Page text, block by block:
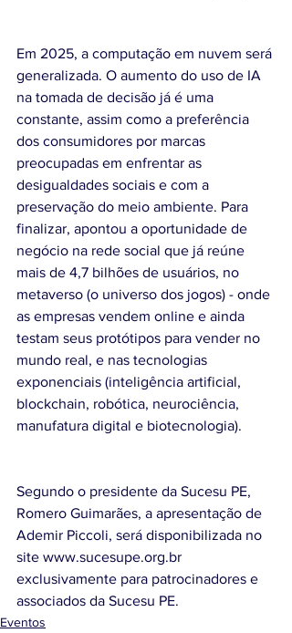
Em 2025, a computação em nuvem será
generalizada. O aumento do uso de IA
na tomada de decisão já é uma
constante, assim como a preferência
dos consumidores por marcas
preocupadas em enfrentar as
desigualdades sociais e com a
preservação do meio ambiente. Para
finalizar, apontou a oportunidade de
negócio na rede social que já reúne
mais de 4,7 bilhões de usuários, no
metaverso (o universo dos jogos) - onde
as empresas vendem online e ainda
testam seus protótipos para vender no
mundo real, e nas tecnologias
exponenciais (inteligência artificial,
blockchain, robótica, neurociência,
manufatura digital e biotecnologia).
Segundo o presidente da Sucesu PE,
Romero Guimarães, a apresentação de
Ademir Piccoli, será disponibilizada no
site www.sucesupe.org.br
exclusivamente para patrocinadores e
associados da Sucesu PE.
Eventos